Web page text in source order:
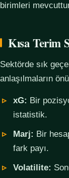
birimleri
Kısa Terim
Sektörde sık
anlaşılmaların
xG: Bir
istatistik.
Marj: Bir
fark payı.
Volatilite: